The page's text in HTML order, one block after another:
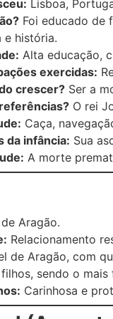
Lisboa,
Foi educado de
e história.
Alta educação,
exercidas:
crescer? Ser a
O rei
Caça,
da infância: Sua
A morte
Aragão.
Relacionamento
de Aragão, com
sendo o
Carinhosa e